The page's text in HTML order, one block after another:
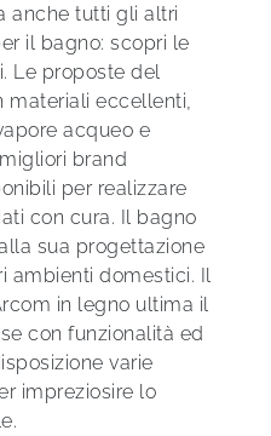
anche tutti gli altri
il bagno: scopri le
Le proposte del
materiali eccellenti,
acqueo e
brand
per realizzare
con cura. Il bagno
sua progettazione
ambienti domestici. Il
in legno ultima il
con funzionalità ed
varie
impreziosire lo